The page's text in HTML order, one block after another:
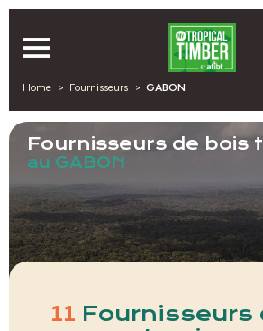
Home Fournisseurs GABON
Fournisseurs de bois
au GABON
11 Fournisseurs